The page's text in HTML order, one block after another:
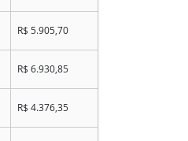
R$ 5.905,70
R$ 6.930,85
R$ 4.376,35